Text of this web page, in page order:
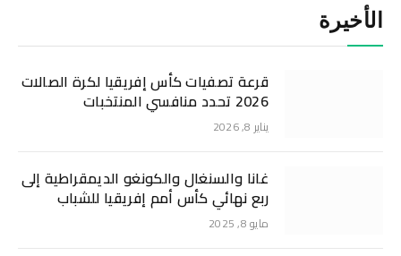
الأخيرة
قرعة تصفيات كأس إفريقيا لكرة الصالات
2026 تحدد منافسي المنتخبات
يناير 8, 2026
غانا والسنغال والكونغو الديمقراطية إلى
ربع نهائي كأس أمم إفريقيا للشباب
مايو 8, 2025